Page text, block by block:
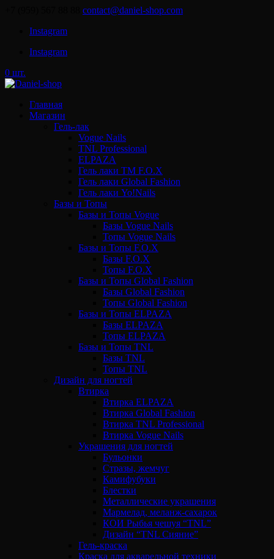
contact@daniel-shop.com
Instagram
Instagram
0 шт.
Главная
Магазин
Гель-лак
Vogue Nails
TNL Professional
ELPAZA
Гель лаки ТМ F.O.X
Гель лаки Global Fashion
Гель лаки Yo!Nails
Базы и Топы
Базы и Топы Vogue
Базы Vogue Nails
Топы Vogue Nails
Базы и Топы F.O.X
Базы F.O.X
Топы F.O.X
Базы и Топы Global Fashion
Базы Global Fashion
Топы Global Fashion
Базы и Топы ELPAZA
Базы ELPAZA
Топы ELPAZA
Базы и Топы TNL
Базы TNL
Топы TNL
Дизайн для ногтей
Втирка
Втирка ELPAZA
Втирка Global Fashion
Втирка TNL Professional
Втирка Vogue Nails
Украшения для ногтей
Бульонки
Стразы, жемчуг
Камифубуки
Блестки
Металлические украшения
Мармелад, меланж-сахарок
КОИ Рыбья чешуя “TNL”
Дизайн “TNL Сияние”
Гель-краска
Краска для акварельной техники